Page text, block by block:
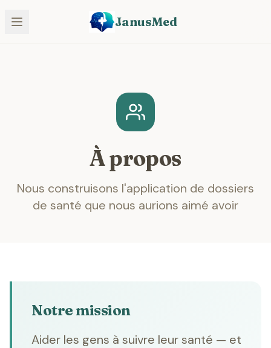
JanusMed
À propos
Nous construisons l'application de dossiers
de santé que nous aurions aimé avoir
Notre mission
Aider les gens à suivre leur santé — et